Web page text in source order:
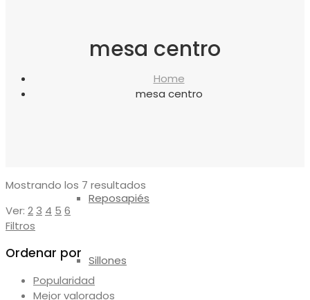
Reposapiés
Sillones
mesa centro
Home
mesa centro
Mostrando los 7 resultados
por
Ver: 2 3 4 5 6
Filtros
Ordenar por
Popularidad
Mejor valorados